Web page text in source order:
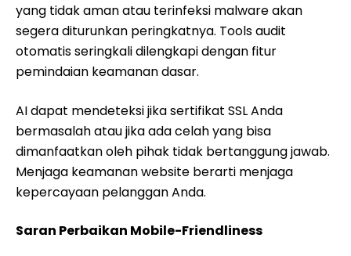
yang tidak aman atau terinfeksi malware akan
segera diturunkan peringkatnya. Tools audit
otomatis seringkali dilengkapi dengan fitur
pemindaian keamanan dasar.
AI dapat mendeteksi jika sertifikat SSL Anda
bermasalah atau jika ada celah yang bisa
dimanfaatkan oleh pihak tidak bertanggung jawab.
Menjaga keamanan website berarti menjaga
kepercayaan pelanggan Anda.
Saran Perbaikan Mobile-Friendliness